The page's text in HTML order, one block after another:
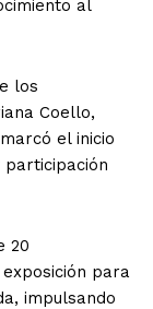
al
los
Coello,
el inicio
20
para
impulsando